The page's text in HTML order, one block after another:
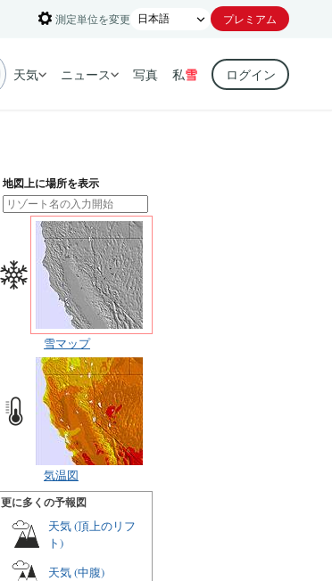
測定単位を変更 プレミアム
天気 ニュース 写真 私雪 ログイン
地図上に場所を表示
雪マップ
気温図
更に多くの予報図
天気 (頂上のリフ
ト)
天気 (中腹)